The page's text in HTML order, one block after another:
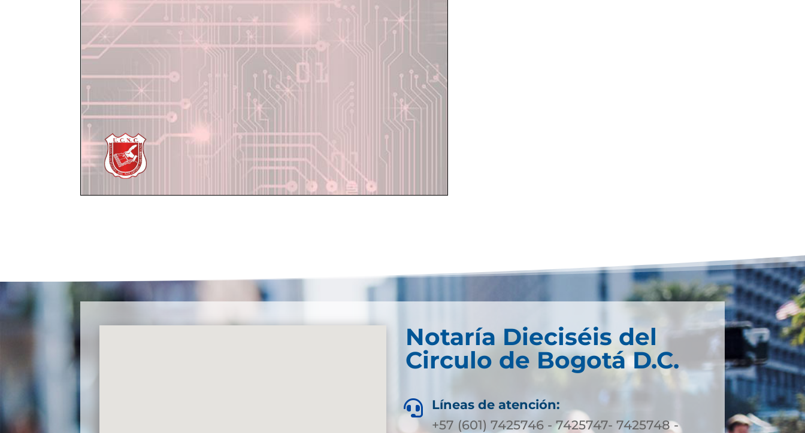
Notaría Dieciséis del
Circulo de Bogotá D.C.

Líneas de atención:
+57 (601) 7425746 - 7425747- 7425748 -